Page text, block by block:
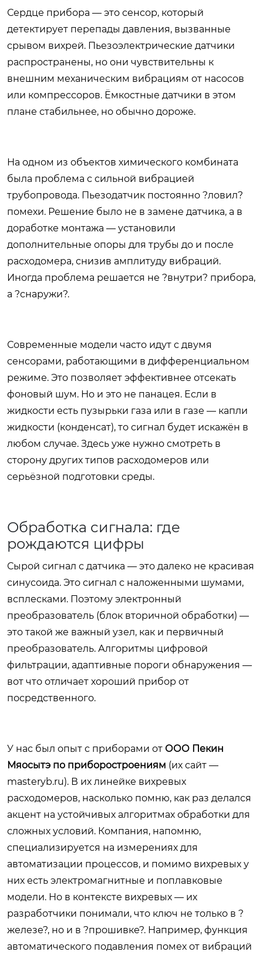
Сердце прибора — это сенсор, который
детектирует перепады давления, вызванные
срывом вихрей. Пьезоэлектрические датчики
распространены, но они чувствительны к
внешним механическим вибрациям от насосов
или компрессоров. Ёмкостные датчики в этом
плане стабильнее, но обычно дороже.
На одном из объектов химического комбината
была проблема с сильной вибрацией
трубопровода. Пьезодатчик постоянно ?ловил?
помехи. Решение было не в замене датчика, а в
доработке монтажа — установили
дополнительные опоры для трубы до и после
расходомера, снизив амплитуду вибраций.
Иногда проблема решается не ?внутри? прибора,
а ?снаружи?.
Современные модели часто идут с двумя
сенсорами, работающими в дифференциальном
режиме. Это позволяет эффективнее отсекать
фоновый шум. Но и это не панацея. Если в
жидкости есть пузырьки газа или в газе — капли
жидкости (конденсат), то сигнал будет искажён в
любом случае. Здесь уже нужно смотреть в
сторону других типов расходомеров или
серьёзной подготовки среды.
Обработка сигнала: где
рождаются цифры
Сырой сигнал с датчика — это далеко не красивая
синусоида. Это сигнал с наложенными шумами,
всплесками. Поэтому электронный
преобразователь (блок вторичной обработки) —
это такой же важный узел, как и первичный
преобразователь. Алгоритмы цифровой
фильтрации, адаптивные пороги обнаружения —
вот что отличает хороший прибор от
посредственного.
У нас был опыт с приборами от ООО Пекин
Мяосытэ по приборостроениям (их сайт —
masteryb.ru). В их линейке вихревых
расходомеров, насколько помню, как раз делался
акцент на устойчивых алгоритмах обработки для
сложных условий. Компания, напомню,
специализируется на измерениях для
автоматизации процессов, и помимо вихревых у
них есть электромагнитные и поплавковые
модели. Но в контексте вихревых — их
разработчики понимали, что ключ не только в ?
железе?, но и в ?прошивке?. Например, функция
автоматического подавления помех от вибраций